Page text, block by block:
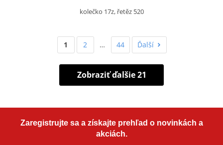
kolečko 17z, řetěz 520
1 2 … 44 Ďalší
Zobraziť ďalšie 21
Zaregistrujte sa a získajte prehľad o novinkách a
akciách.